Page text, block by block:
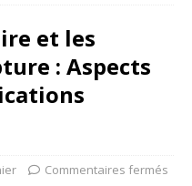
et les
: Aspects
Commentaires fermés